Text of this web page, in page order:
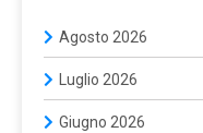
Agosto 2026
Luglio 2026
Giugno 2026